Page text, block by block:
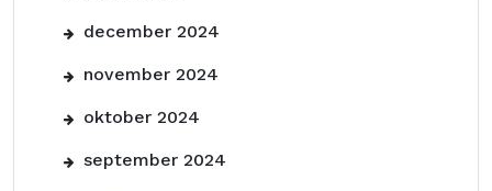
december 2024
november 2024
oktober 2024
september 2024